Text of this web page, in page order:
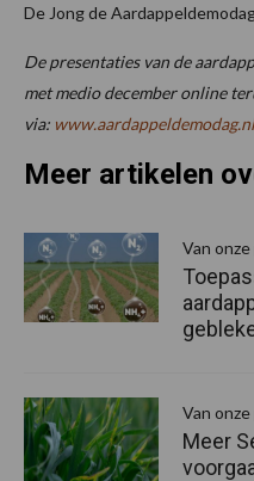
De Jong de
De presentaties van de
met medio december online
via:
Meer artikelen
Van
Van
Meer